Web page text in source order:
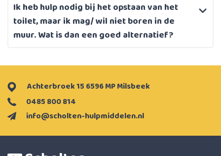
Ik heb hulp nodig bij het opstaan van het
toilet, maar ik mag/ wil niet boren in de
muur. Wat is dan een goed alternatief?
info@scholten-hulpmiddelen.nl
0485 800 814
Achterbroek 15 6596 MP Milsbeek